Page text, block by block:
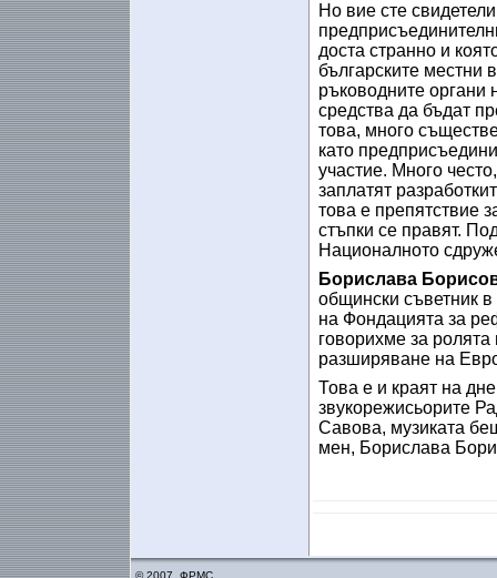
Но вие сте
доста странно и
българските местни
ръководните органи
средства да бъдат
това, много
като
участие. Много
заплатят
това е препятствие
стъпки се правят.
Националното
Борислава
общински съветник
на Фондацията за
говорихме за
разширяване на
Това е и краят на
звукорежисьорите
Савова, музиката
мен, Борислава
© 2007, ФРМС